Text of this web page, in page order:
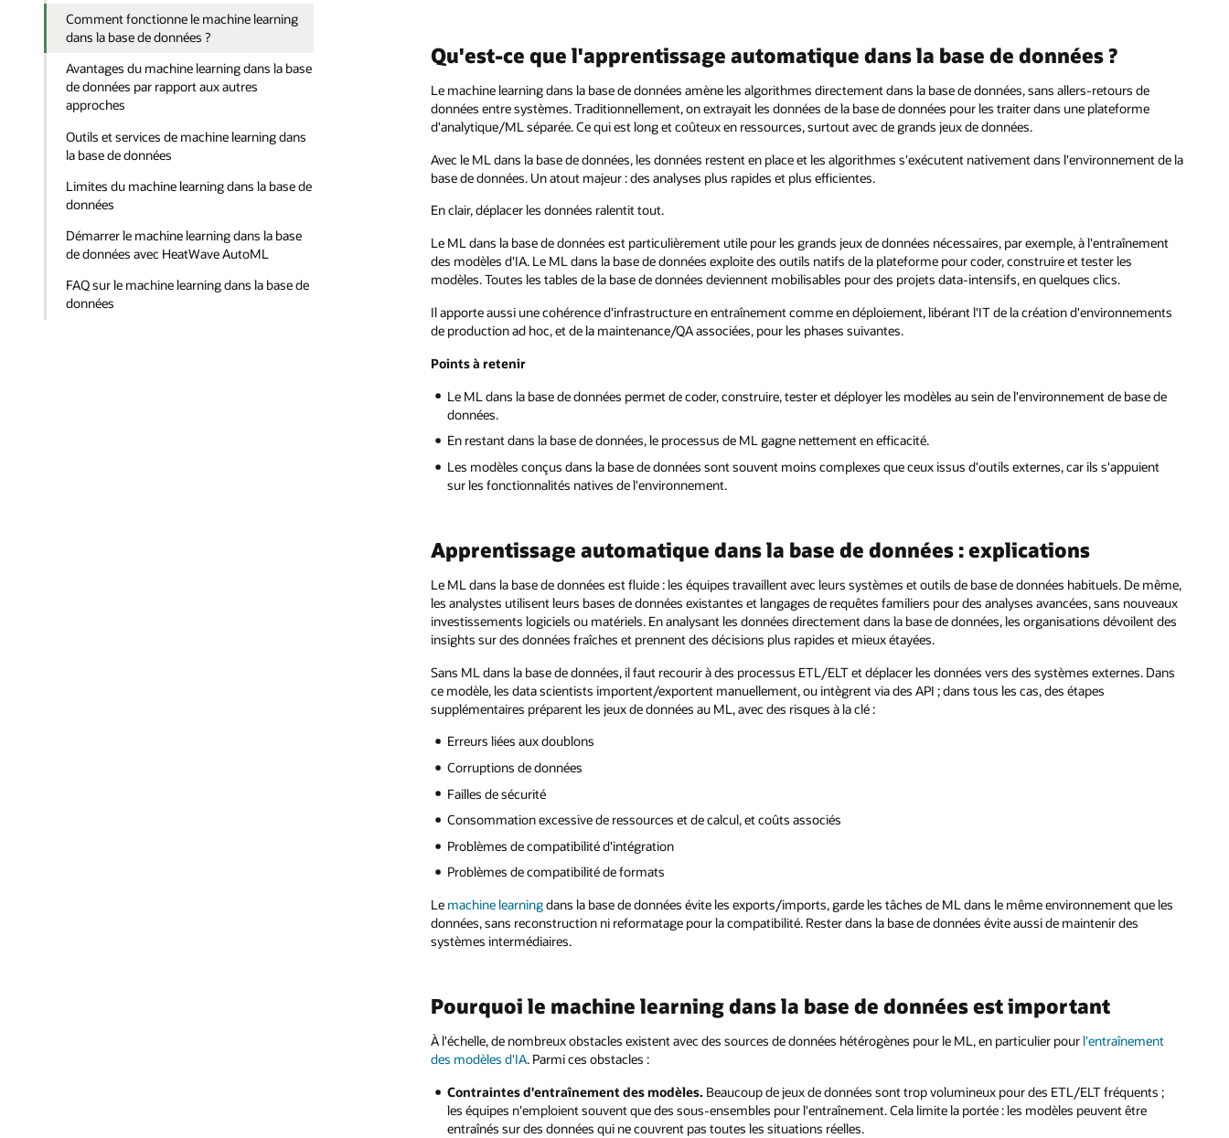
Comment fonctionne le machine learning
dans la base de données ?
Avantages du machine learning dans la base
de données par rapport aux autres
approches
Outils et services de machine learning dans
la base de données
Limites du machine learning dans la base de
données
Démarrer le machine learning dans la base
de données avec HeatWave AutoML
FAQ sur le machine learning dans la base de
données
Qu'est‑ce que l'apprentissage automatique dans la base de données ?
Le machine learning dans la base de données amène les algorithmes directement dans la base de données, sans allers‑retours de
données entre systèmes. Traditionnellement, on extrayait les données de la base de données pour les traiter dans une plateforme
d'analytique/ML séparée. Ce qui est long et coûteux en ressources, surtout avec de grands jeux de données.
Avec le ML dans la base de données, les données restent en place et les algorithmes s'exécutent nativement dans l'environnement de la
base de données. Un atout majeur : des analyses plus rapides et plus efficientes.
En clair, déplacer les données ralentit tout.
Le ML dans la base de données est particulièrement utile pour les grands jeux de données nécessaires, par exemple, à l'entraînement
des modèles d'IA. Le ML dans la base de données exploite des outils natifs de la plateforme pour coder, construire et tester les
modèles. Toutes les tables de la base de données deviennent mobilisables pour des projets data‑intensifs, en quelques clics.
Il apporte aussi une cohérence d'infrastructure en entraînement comme en déploiement, libérant l'IT de la création d'environnements
de production ad hoc, et de la maintenance/QA associées, pour les phases suivantes.
Points à retenir
Le ML dans la base de données permet de coder, construire, tester et déployer les modèles au sein de l'environnement de base de
données.
En restant dans la base de données, le processus de ML gagne nettement en efficacité.
Les modèles conçus dans la base de données sont souvent moins complexes que ceux issus d'outils externes, car ils s'appuient
sur les fonctionnalités natives de l'environnement.
Apprentissage automatique dans la base de données : explications
Le ML dans la base de données est fluide : les équipes travaillent avec leurs systèmes et outils de base de données habituels. De même,
les analystes utilisent leurs bases de données existantes et langages de requêtes familiers pour des analyses avancées, sans nouveaux
investissements logiciels ou matériels. En analysant les données directement dans la base de données, les organisations dévoilent des
insights sur des données fraîches et prennent des décisions plus rapides et mieux étayées.
Sans ML dans la base de données, il faut recourir à des processus ETL/ELT et déplacer les données vers des systèmes externes. Dans
ce modèle, les data scientists importent/exportent manuellement, ou intègrent via des API ; dans tous les cas, des étapes
supplémentaires préparent les jeux de données au ML, avec des risques à la clé :
Erreurs liées aux doublons
Corruptions de données
Failles de sécurité
Consommation excessive de ressources et de calcul, et coûts associés
Problèmes de compatibilité d'intégration
Problèmes de compatibilité de formats
Le machine learningdans la base de données évite les exports/imports, garde les tâches de ML dans le même environnement que les
données, sans reconstruction ni reformatage pour la compatibilité. Rester dans la base de données évite aussi de maintenir des
systèmes intermédiaires.
Pourquoi le machine learning dans la base de données est important
À l'échelle, de nombreux obstacles existent avec des sources de données hétérogènes pour le ML, en particulier pourl'entraînement
des modèles d'IA. Parmi ces obstacles :
Contraintes d'entraînement des modèles. Beaucoup de jeux de données sont trop volumineux pour des ETL/ELT fréquents ;
les équipes n'emploient souvent que des sous‑ensembles pour l'entraînement. Cela limite la portée : les modèles peuvent être
entraînés sur des données qui ne couvrent pas toutes les situations réelles.